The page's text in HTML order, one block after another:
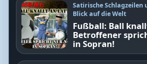
Satirische Schlagzeilen
Blick auf die Welt
Fußball: Ball
Betroffener
in Sopran!